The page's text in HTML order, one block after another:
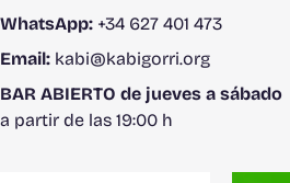
WhatsApp: +34 627 401 473
Email: kabi@kabigorri.org
BAR ABIERTO de jueves a sábado
a partir de las 19:00 h